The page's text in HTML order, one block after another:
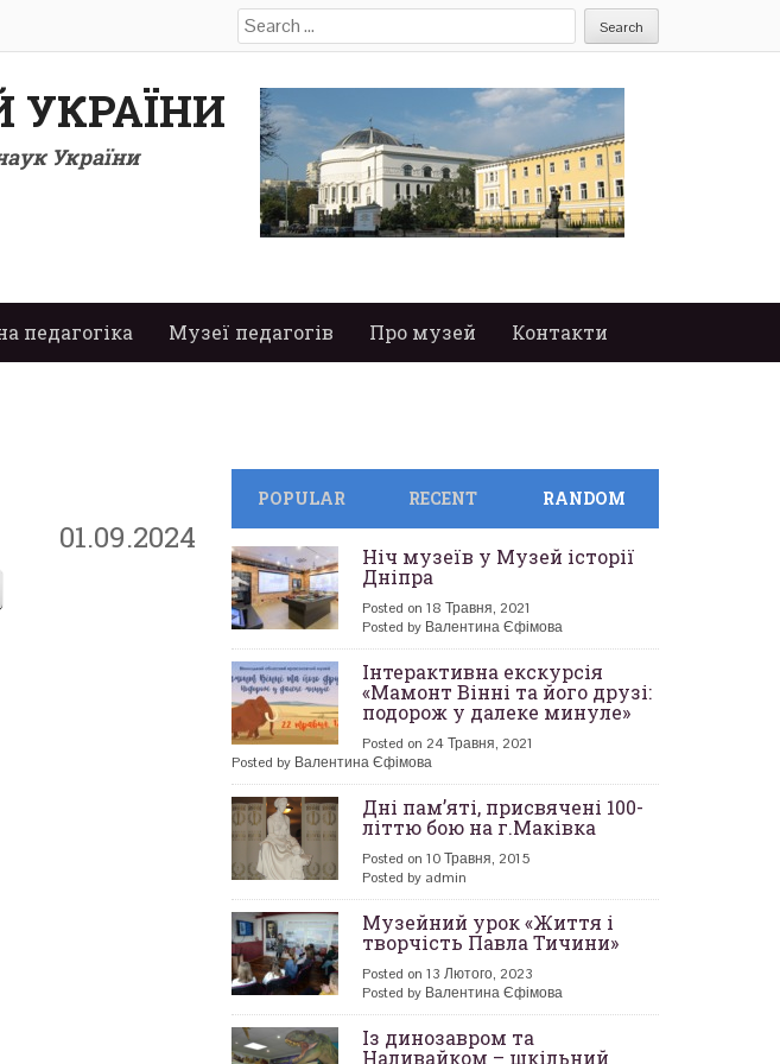
Search
for:
УКРАЇНИ
України
педагогіка Музеї педагогів Про музей Контакти
01.09.2024
POPULAR RECENT RANDOM
Ніч музеїв у Музей історії
Дніпра
Posted on 18 Травня, 2021
Posted by Валентина Єфімова
Інтерактивна екскурсія
«Мамонт Вінні та його друзі:
подорож у далеке минуле»
Posted on 24 Травня, 2021
Posted by Валентина Єфімова
Дні пам’яті, присвячені 100-
літтю бою на г.Маківка
Posted on 10 Травня, 2015
Posted by admin
Музейний урок «Життя і
творчість Павла Тичини»
Posted on 13 Лютого, 2023
Posted by Валентина Єфімова
Із динозавром та
Наливайком – шкільний